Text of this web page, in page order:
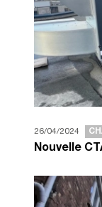
26/04/2024
Nouvelle